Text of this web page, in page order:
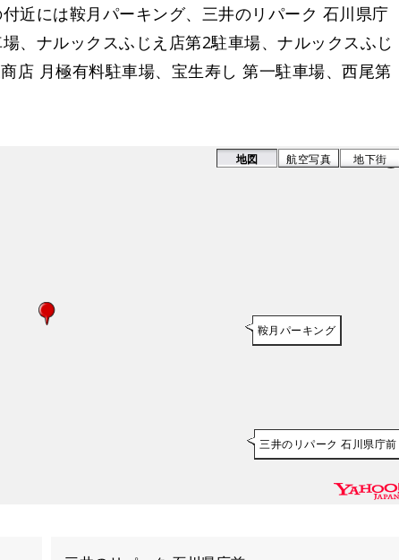
近には鞍月パーキング、三井のリパーク 石川県庁
、ナルックスふじえ店第2駐車場、ナルックスふじ
店 月極有料駐車場、宝生寿し 第一駐車場、西尾第
鞍月パーキング
三井のリパーク 石川県庁前
金沢港クルーズ客船専用駐車場
地図 航空写真 地下街